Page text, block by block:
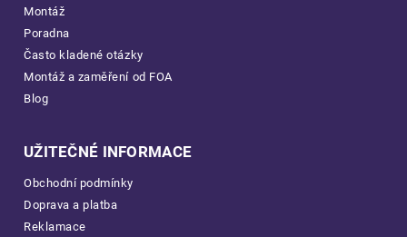
Montáž
Poradna
Často kladené otázky
Montáž a zaměření od FOA
Blog
UŽITEČNÉ INFORMACE
Obchodní podmínky
Doprava a platba
Reklamace